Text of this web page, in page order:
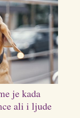
je kada
ali i ljude